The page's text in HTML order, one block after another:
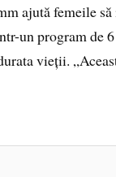
ajută femeile
un program de
vieții.